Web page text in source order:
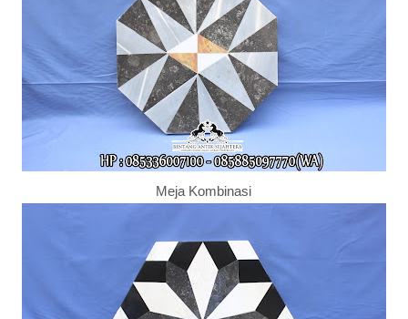
Meja Kombinasi